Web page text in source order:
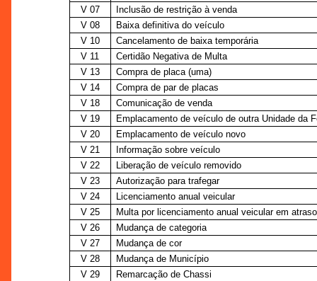
V 07
Inclusão de restrição à venda
V 08
Baixa definitiva do veículo
V 10
Cancelamento de baixa temporária
V 11
Certidão Negativa de Multa
V 13
Compra de placa (uma)
V 14
Compra de par de placas
V 18
Comunicação de venda
V 19
Emplacamento de veículo de outra Unidade da
V 20
Emplacamento de veículo novo
V 21
Informação sobre veículo
V 22
Liberação de veículo removido
V 23
Autorização para trafegar
V 24
Licenciamento anual veicular
V 25
Multa por licenciamento anual veicular em atraso
V 26
Mudança de categoria
V 27
Mudança de cor
V 28
Mudança de Município
V 29
Remarcação de Chassi